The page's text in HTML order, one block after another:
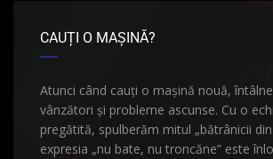
CAUȚI O MAȘINĂ?
Atunci când cauți o mașină nouă,
vânzători și probleme ascunse. Cu o
pregătită, spulberăm mitul „bătrânicii
expresia „nu bate, nu troncăne” este